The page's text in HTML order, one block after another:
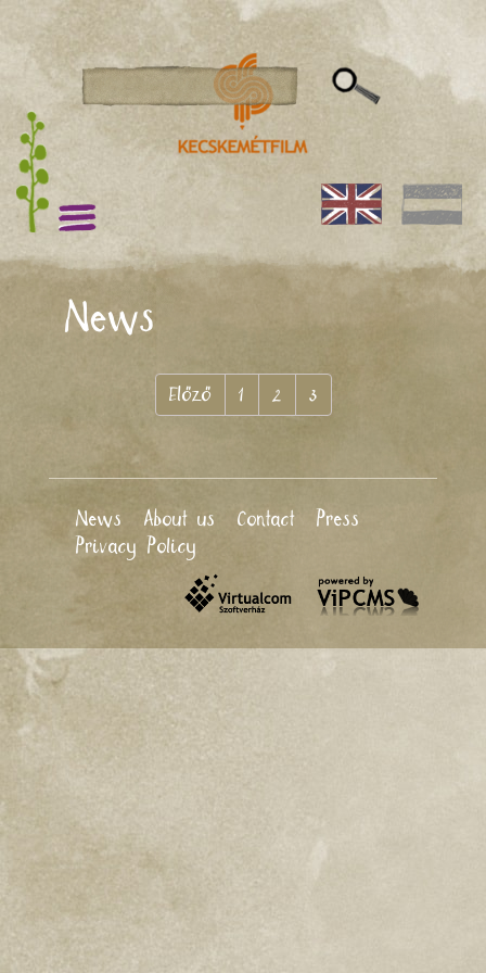
News
Előző 1 2 3
News About us Contact
Press
Privacy Policy